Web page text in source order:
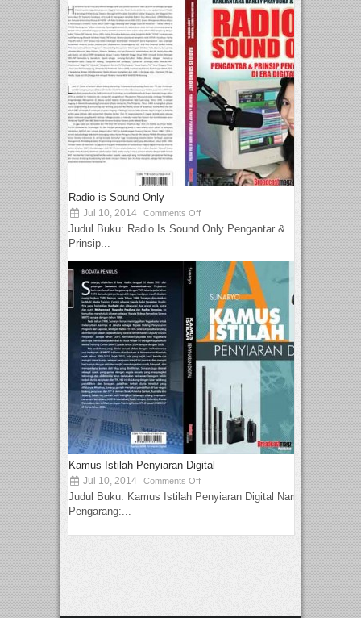
Radio is Sound Only
Jul 10, 2014 Comments Off
Judul Buku: Radio Is Sound Only Pengantar &
Prinsip...
Kamus Istilah Penyiaran Digital
Jul 10, 2014 Comments Off
Judul Buku: Kamus Istilah Penyiaran Digital Nama
Pengarang:...